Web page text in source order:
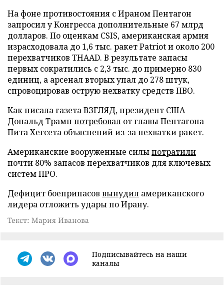
На фоне противостояния с Ираном Пентагон
запросил у Конгресса дополнительные 67 млрд
долларов. По оценкам CSIS, американская армия
израсходовала до 1,6 тыс. ракет Patriot и около 200
перехватчиков THAAD. В результате запасы
первых сократились с 2,3 тыс. до примерно 830
единиц, а арсенал вторых упал до 278 штук,
спровоцировав острую нехватку средств ПВО.
Как писала газета ВЗГЛЯД, президент США
Дональд Трамп потребовал от главы Пентагона
Пита Хегсета объяснений из-за нехватки ракет.
Американские вооруженные силыпотратили
почти 80% запасов перехватчиков для ключевых
систем ПРО.
Дефицит боеприпасов вынудил американского
лидера отложить удары по Ирану.
Текст: Мария Иванова
Подписывайтесь на наши
каналы